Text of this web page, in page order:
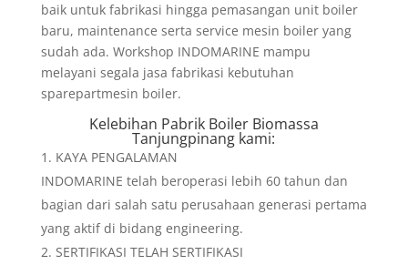
baik untuk fabrikasi hingga pemasangan unit boiler
baru, maintenance serta service mesin boiler yang
sudah ada. Workshop INDOMARINE mampu
melayani segala jasa fabrikasi kebutuhan
sparepartmesin boiler.
Kelebihan Pabrik Boiler Biomassa
Tanjungpinang kami:
KAYA PENGALAMAN
INDOMARINE telah beroperasi lebih 60 tahun dan
bagian dari salah satu perusahaan generasi pertama
yang aktif di bidang engineering.
SERTIFIKASI TELAH SERTIFIKASI